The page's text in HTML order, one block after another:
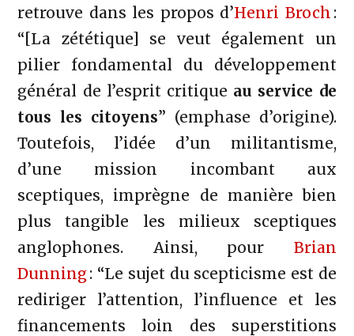
retrouve dans les propos d’Henri Broch :
“[La zététique] se veut également un
pilier fondamental du développement
général de l’esprit critique au service de
tous les citoyens” (emphase d’origine).
Toutefois, l’idée d’un militantisme,
d’une mission incombant aux
sceptiques, imprègne de manière bien
plus tangible les milieux sceptiques
anglophones. Ainsi, pour Brian
Dunning: “Le sujet du scepticisme est de
rediriger l’attention, l’influence et les
financements loin des superstitions